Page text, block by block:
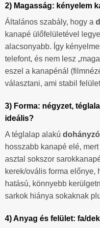
2) Magasság: kényelem
Általános szabály, hogy a
kanapé ülőfelületével
alacsonyabb. Így
telefont, és nem lesz
eszel a kanapénál
választani, ami stabil
3) Forma: négyzet,
ideális?
A téglalap alakú dohányzó
hosszabb kanapé elé,
asztal sokszor
kerek/ovális forma előnye,
hatású, könnyebb
sarkok hiánya sokaknak
4) Anyag és felület: fa/